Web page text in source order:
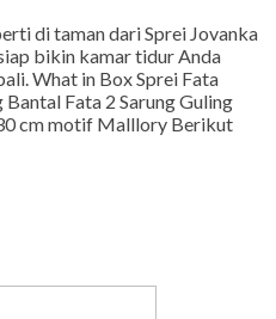
di taman dari Sprei Jovanka
bikin kamar tidur Anda
What in Box Sprei Fata
Fata 2 Sarung Guling
cm motif Malllory Berikut